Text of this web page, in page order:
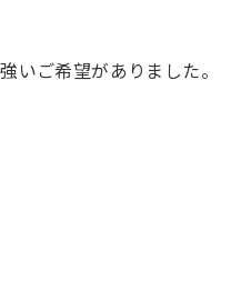
いご希望がありました。